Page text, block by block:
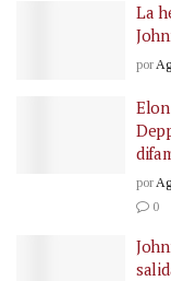
La
por
por
0